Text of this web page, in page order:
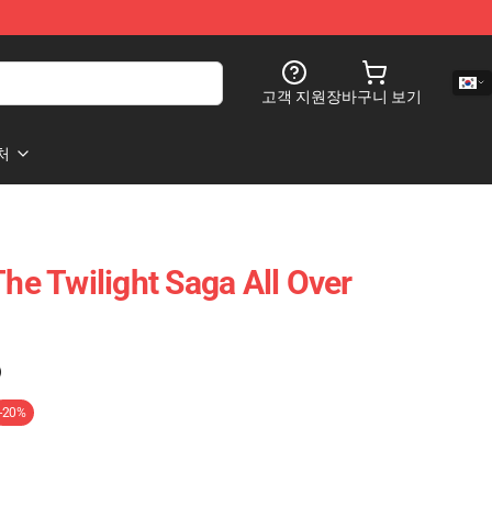
고객 지원장바구니 보기
Twilight Saga All Over
-20%